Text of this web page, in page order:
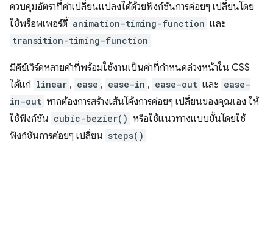
ควบคุมอัตราที่ค่าเปลี่ยนแปลงได้ด้วยฟังก์ชันการค่อยๆ เปลี่ยนโดย
ใช้พร็อพเพอร์ตี้ animation-timing-function และ
transition-timing-function
มีคีย์เวิร์ดหลายคำที่พร้อมใช้งานเป็นค่าที่กำหนดล่วงหน้าใน CSS
ได้แก่ linear , ease , ease-in , ease-out และ ease-
in-out หากต้องการสร้างเส้นโค้งการค่อยๆ เปลี่ยนของคุณเอง ให้
ใช้ฟังก์ชัน cubic-bezier() หรือใช้แนวทางแบบขั้นโดยใช้
ฟังก์ชันการค่อยๆ เปลี่ยน steps()